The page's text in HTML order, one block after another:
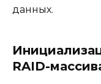
данных.
RAID-